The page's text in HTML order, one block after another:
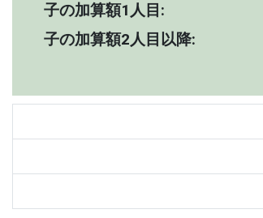
子の加算額1人目:
子の加算額2人目以降: